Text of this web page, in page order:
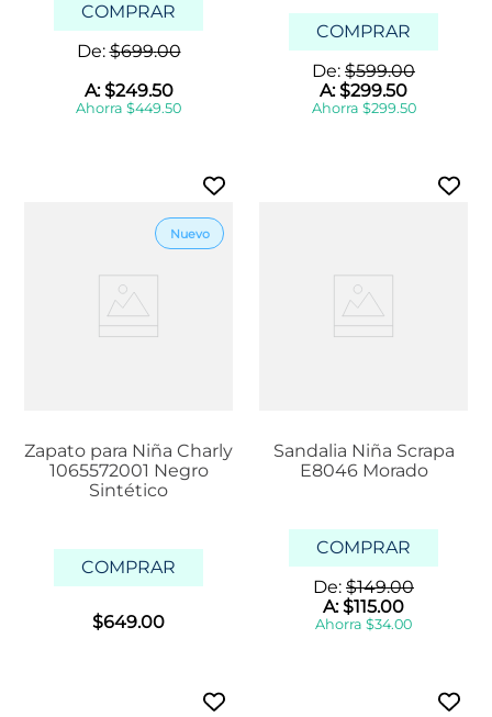
COMPRAR
De:$699.00
A:$249.50
Ahorra $449.50
COMPRAR
De: $599.00
A:$299.50
Ahorra $299.50
Zapato para Niña Charly
1065572001 Negro
Sintético
COMPRAR
$649.00
Sandalia Niña Scrapa
E8046 Morado
COMPRAR
De: $149.00
A:$115.00
Ahorra $34.00